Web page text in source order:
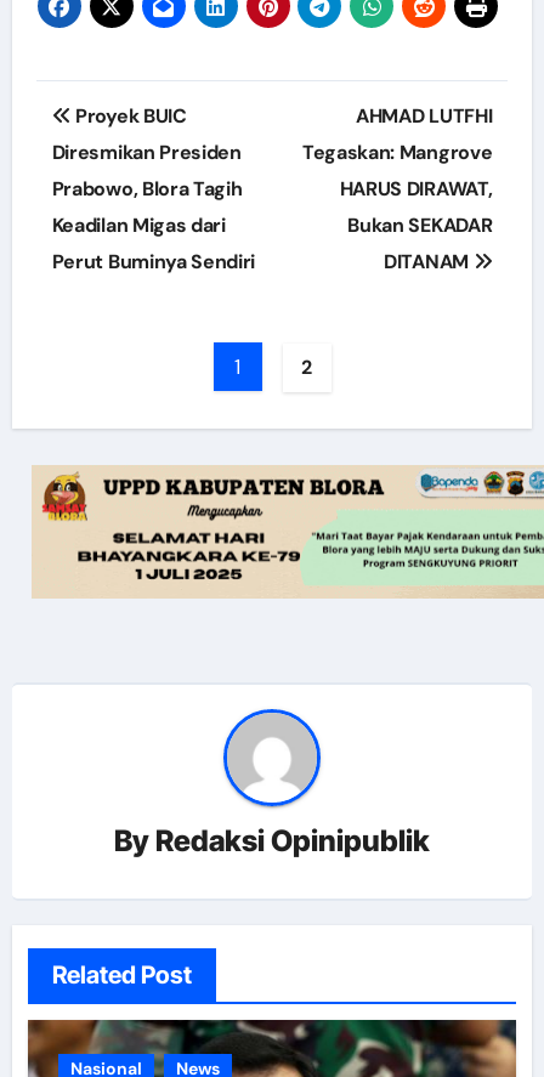
Post
navigation
Proyek BUIC
Diresmikan Presiden
Prabowo, Blora Tagih
Keadilan Migas dari
Perut Buminya Sendiri
AHMAD LUTFHI
Tegaskan: Mangrove
HARUS DIRAWAT,
Bukan SEKADAR
DITANAM
1 2
By Redaksi Opinipublik
Related Post
Nasional News